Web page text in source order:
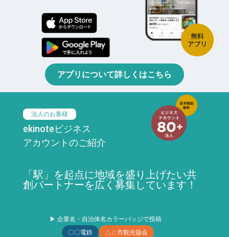
アプリについて詳しくはこちら
法人のお客様
ekinoteビジネス
アカウントのご紹介
「駅」を起点に地域を盛り上げたい共
創パートナーを広く募集しています！
▶ 企業名・自治体名カラーバッジで投稿
〇〇電鉄
△△市観光協会